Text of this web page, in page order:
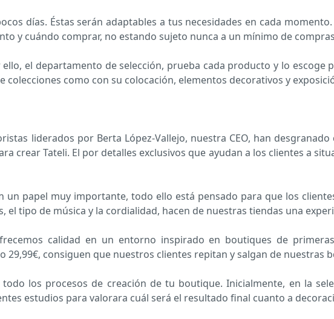
días. Éstas serán adaptables a tus necesidades en cada
y cuándo comprar, no estando sujeto nunca a un mínimo de
el departamento de selección, prueba cada producto y lo escoge
colecciones como con su colocación, elementos decorativos y
liderados por Berta López-Vallejo, nuestra CEO, han
crear Tateli. El por detalles exclusivos que ayudan a los clientes a
un papel muy importante, todo ello está pensado para que los
el tipo de música y la cordialidad, hacen de nuestras tiendas una
calidad en un entorno inspirado en boutiques de
29,99€, consiguen que nuestros clientes repitan y salgan de nuestras
los procesos de creación de tu boutique. Inicialmente, en la
estudios para valorara cuál será el resultado final cuanto a